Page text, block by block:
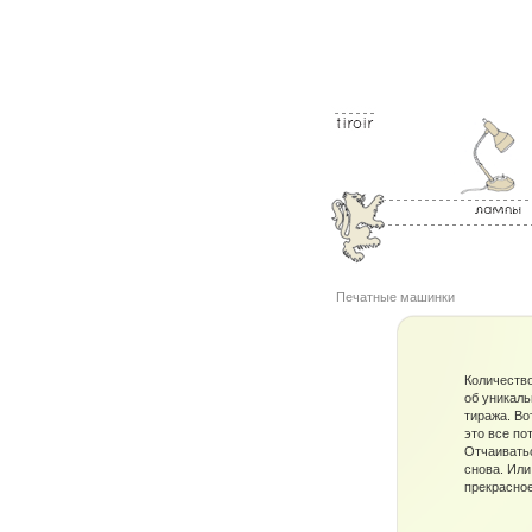
Печатные машинки
об
тиража.
это все
снова.